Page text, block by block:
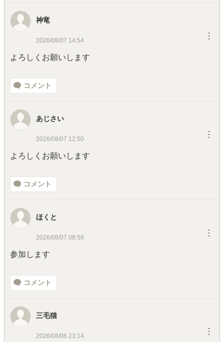
神竜
2026/08/07 14:54 ︙
よろしくお願いします
コメント
あじさい
2026/08/07 12:50 ︙
よろしくお願いします
コメント
ほくと
2026/08/07 08:58 ︙
参加します
コメント
三毛猫
2026/08/06 23:14 ︙